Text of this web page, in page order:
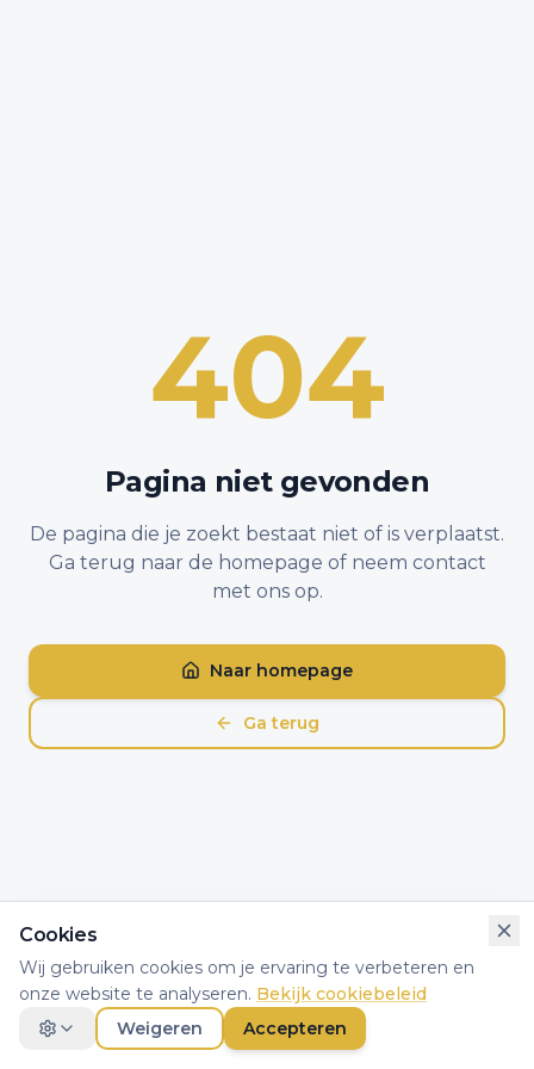
404
Pagina niet gevonden
De pagina die je zoekt bestaat niet of is verplaatst.
Ga terug naar de homepage of neem contact
met ons op.
Naar homepage
Ga terug
Cookies
Wij gebruiken cookies om je ervaring te verbeteren en
onze website te analyseren. Bekijk cookiebeleid
Weigeren
Accepteren